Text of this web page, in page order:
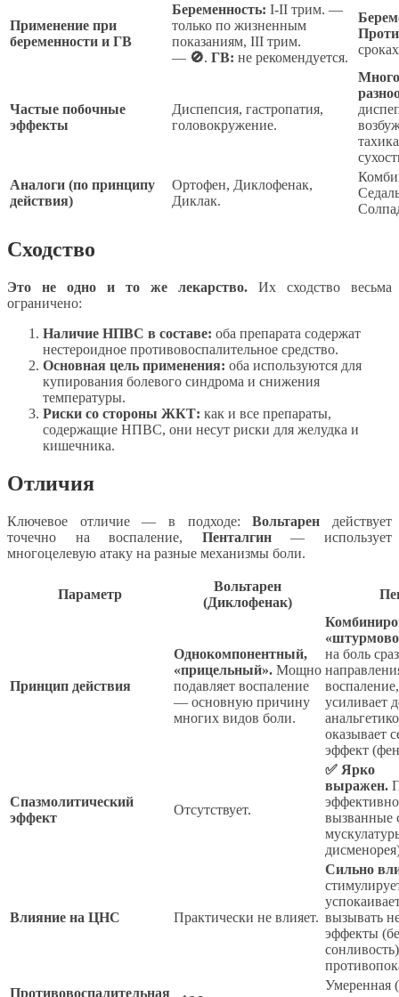
Применение при
беременности и ГВ
Беременность: I-II трим. —
только по жизненным
показаниям, III трим.
— 🚫. ГВ: не рекомендуется.
Частые побочные
эффекты
Диспепсия, гастропатия,
головокружение.
Аналоги (по принципу
действия)
Ортофен, Диклофенак,
Диклак.
Сходство
Это не одно и то же лекарство. Их сходство весьма
ограничено:
Наличие НПВС в составе: оба препарата содержат
нестероидное противовоспалительное средство.
Основная цель применения: оба используются для
купирования болевого синдрома и снижения
температуры.
Риски со стороны ЖКТ: как и все препараты,
содержащие НПВС, они несут риски для желудка и
кишечника.
Отличия
Ключевое отличие — в подходе:Вольтарен действует
точечно на воспаление, Пенталгин— использует
многоцелевую атаку на разные механизмы боли.
Параметр
Вольтарен
(Диклофенак)
Принцип действия
Однокомпонентный,
«прицельный». Мощно
подавляет воспаление
— основную причину
многих видов боли.
на боль
усиливает
оказывает
эффект
Спазмолитический
эффект
Отсутствует.
✅ Ярко
выражен.
вызванные
Влияние на ЦНС Практически не влияет.
Сильно
вызывать
эффекты
Противовоспалительная
Умеренная